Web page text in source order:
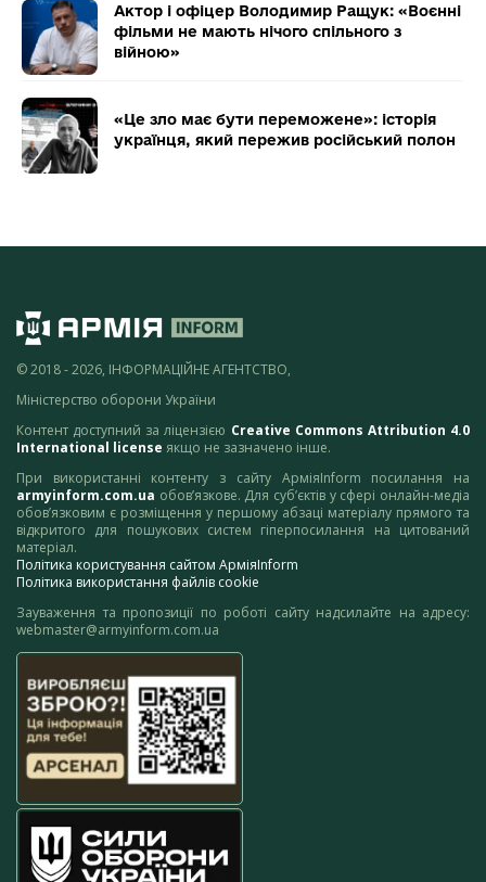
Актор і офіцер Володимир Ращук: «Воєнні
фільми не мають нічого спільного з
війною»
«Це зло має бути переможене»: історія
українця, який пережив російський полон
© 2018 - 2026, ІНФОРМАЦІЙНЕ АГЕНТСТВО,
Міністерство оборони України
Контент доступний за ліцензією Creative Commons Attribution 4.0
International license якщо не зазначено інше.
При використанні контенту з сайту АрміяInform посилання на
armyinform.com.ua обов’язкове. Для суб’єктів у сфері онлайн-медіа
обов’язковим є розміщення у першому абзаці матеріалу прямого та
відкритого для пошукових систем гіперпосилання на цитований
матеріал.
Політика користування сайтом АрміяInform
Політика використання файлів cookie
Зауваження та пропозиції по роботі сайту надсилайте на адресу:
webmaster@armyinform.com.ua